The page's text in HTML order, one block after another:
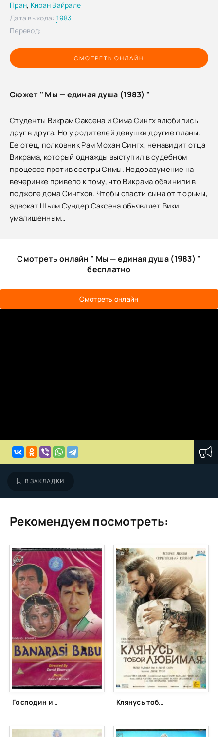
СМОТРЕТЬ ОНЛАЙН
Пран, Киран Вайрале
Дата выхода: 1983
Перевод:
Сюжет " Мы — единая душа (1983) "
Студенты Викрам Саксена и Сима Сингх влюбились
друг в друга. Но у родителей девушки другие планы.
Ее отец, полковник Рам Мохан Сингх, ненавидит отца
Викрама, который однажды выступил в судебном
процессе против сестры Симы. Недоразумение на
вечеринке привело к тому, что Викрама обвинили в
поджоге дома Сингхов. Чтобы спасти сына от тюрьмы,
адвокат Шьям Сундер Саксена объявляет Вики
умалишенным…
Смотреть онлайн " Мы — единая душа (1983) "
бесплатно
Смотреть онлайн
В ЗАКЛАДКИ
Рекомендуем посмотреть:
Господин из Бенареса (1997) Клянусь тобой, любимая (2016)